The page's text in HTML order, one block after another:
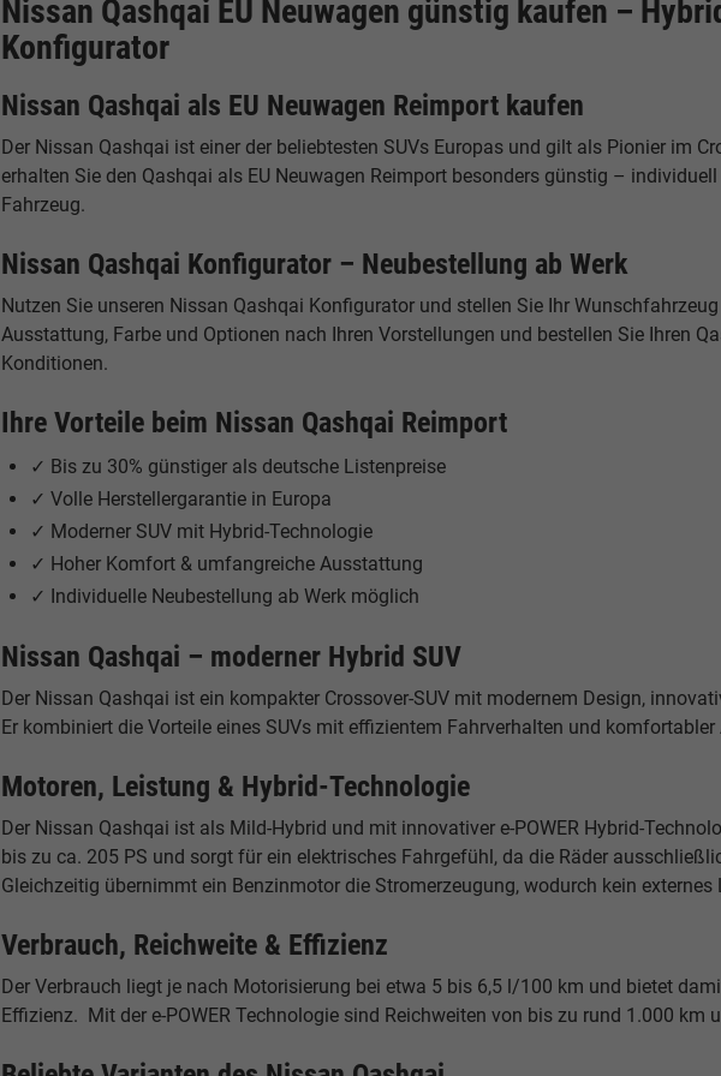
Nissan Qashqai EU Neuwagen günstig kaufen –
Konfigurator
Nissan Qashqai als EU Neuwagen Reimport kaufen
Der Nissan Qashqai ist einer der beliebtesten SUVs Europas und gilt als Pionier im
erhalten Sie den Qashqai als EU Neuwagen Reimport besonders günstig –
Fahrzeug.
Nissan Qashqai Konfigurator – Neubestellung ab Werk
Nutzen Sie unseren Nissan Qashqai Konfigurator und stellen Sie Ihr
Ausstattung, Farbe und Optionen nach Ihren Vorstellungen und bestellen Sie Ihren
Konditionen.
Ihre Vorteile beim Nissan Qashqai Reimport
✓ Bis zu 30% günstiger als deutsche Listenpreise
✓ Volle Herstellergarantie in Europa
✓ Moderner SUV mit Hybrid-Technologie
✓ Hoher Komfort & umfangreiche Ausstattung
✓ Individuelle Neubestellung ab Werk möglich
Nissan Qashqai – moderner Hybrid SUV
Der Nissan Qashqai ist ein kompakter Crossover-SUV mit modernem Design,
Er kombiniert die Vorteile eines SUVs mit effizientem Fahrverhalten und
Motoren, Leistung & Hybrid-Technologie
Der Nissan Qashqai ist als Mild-Hybrid und mit innovativer e-POWER Hybrid-
bis zu ca. 205 PS und sorgt für ein elektrisches Fahrgefühl, da die Räder
Gleichzeitig übernimmt ein Benzinmotor die Stromerzeugung, wodurch kein
Verbrauch, Reichweite & Effizienz
Der Verbrauch liegt je nach Motorisierung bei etwa 5 bis 6,5 l/100 km und bietet
Effizienz. Mit der e-POWER Technologie sind Reichweiten von bis zu rund 1.000